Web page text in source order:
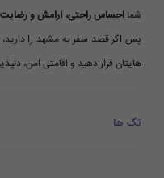
شما احساس راحتی، آرامش و
پس اگر قصد سفر به مشهد را
هایتان قرار دهید و اقامتی امن،
تگ ها